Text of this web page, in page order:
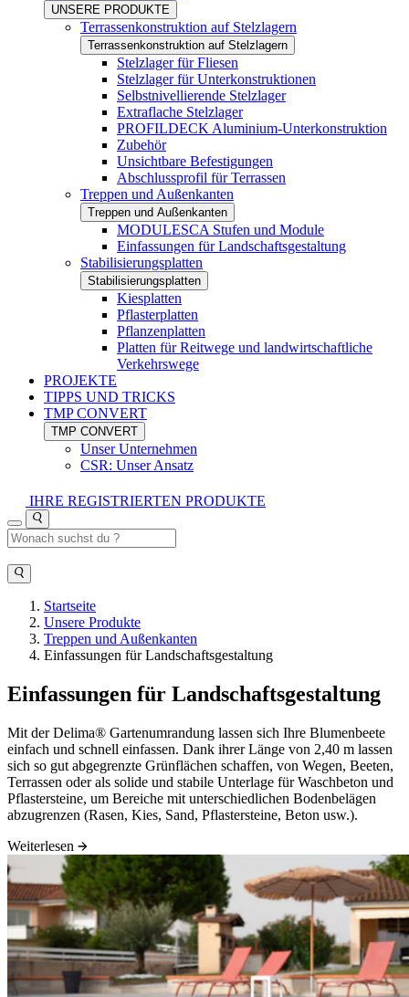
UNSERE PRODUKTE
Terrassenkonstruktion auf Stelzlagern
Terrassenkonstruktion auf Stelzlagern
Stelzlager für Fliesen
Stelzlager für Unterkonstruktionen
Selbstnivellierende Stelzlager
Extraflache Stelzlager
PROFILDECK Aluminium-Unterkonstruktion
Zubehör
Unsichtbare Befestigungen
Abschlussprofil für Terrassen
Treppen und Außenkanten
Treppen und Außenkanten
MODULESCA Stufen und Module
Einfassungen für Landschaftsgestaltung
Stabilisierungsplatten
Stabilisierungsplatten
Kiesplatten
Pflasterplatten
Pflanzenplatten
Platten für Reitwege und landwirtschaftliche
Verkehrswege
PROJEKTE
TIPPS UND TRICKS
TMP CONVERT
TMP CONVERT
Unser Unternehmen
CSR: Unser Ansatz
IHRE REGISTRIERTEN PRODUKTE
Startseite
Unsere Produkte
Treppen und Außenkanten
Einfassungen für Landschaftsgestaltung
Einfassungen für Landschaftsgestaltung
Mit der Delima® Gartenumrandung lassen sich Ihre Blumenbeete
einfach und schnell einfassen. Dank ihrer Länge von 2,40 m lassen
sich so gut abgegrenzte Grünflächen schaffen, von Wegen, Beeten,
Terrassen oder als solide und stabile Unterlage für Waschbeton und
Pflastersteine, um Bereiche mit unterschiedlichen Bodenbelägen
abzugrenzen (Rasen, Kies, Sand, Pflastersteine, Beton usw.).
Weiterlesen